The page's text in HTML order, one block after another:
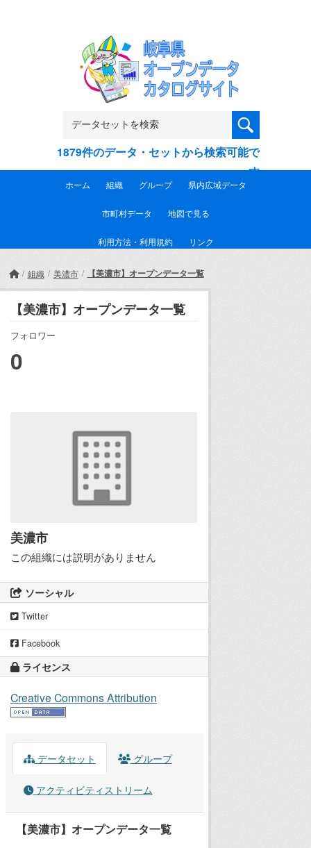
1879件のデータ・セットから検索可能で
す
ホーム 組織 グループ 県内広域データ
市町村データ 地図で見る
利用方法・利用規約 リンク
組織 美濃市 【美濃市】オープンデータ一覧
【美濃市】オープンデータ一覧
フォロワー
0
美濃市
この組織には説明がありません
ソーシャル
Twitter
Facebook
ライセンス
Creative Commons Attribution
データセット グループ
アクティビティストリーム
【美濃市】オープンデータ一覧